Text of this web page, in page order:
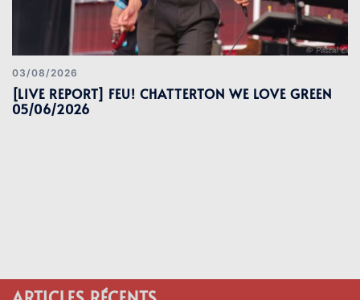
03/08/2026
[LIVE REPORT] FEU! CHATTERTON WE LOVE GREEN
05/06/2026